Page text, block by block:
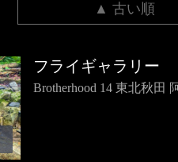
▲ 古い順
フライギャラリー
Brotherhood 14 東北秋田